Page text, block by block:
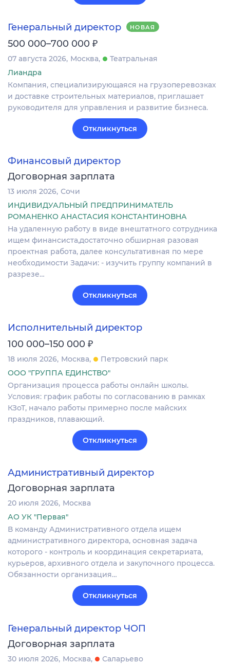
Генеральный директор НОВАЯ
500 000–700 000 ₽
07 августа 2026 Москва
Театральная
Лиандра
Компания, специализирующаяся на грузоперевозках
и доставке строительных материалов, приглашает
руководителя для управления и развитие бизнеса.
Откликнуться
Финансовый директор
Договорная зарплата
13 июля 2026 Сочи
ИНДИВИДУАЛЬНЫЙ ПРЕДПРИНИМАТЕЛЬ
РОМАНЕНКО АНАСТАСИЯ КОНСТАНТИНОВНА
На удаленную работу в виде внештатного сотрудника
ищем финансиста,достаточно обширная разовая
проектная работа, далее консультативная по мере
необходимости Задачи: - изучить группу компаний в
разрезе…
Откликнуться
Исполнительный директор
100 000–150 000 ₽
18 июля 2026 Москва
Петровский парк
ООО "ГРУППА ЕДИНСТВО"
Организация процесса работы онлайн школы.
Условия: график работы по согласованию в рамках
КЗоТ, начало работы примерно после майских
праздников, плавающий.
Откликнуться
Административный директор
Договорная зарплата
20 июля 2026 Москва
АО УК "Первая"
В команду Административного отдела ищем
административного директора, основная задача
которого - контроль и координация секретариата,
курьеров, архивного отдела и закупочного процесса.
Обязанности организация…
Откликнуться
Генеральный директор ЧОП
Договорная зарплата
30 июля 2026 Москва
Саларьево